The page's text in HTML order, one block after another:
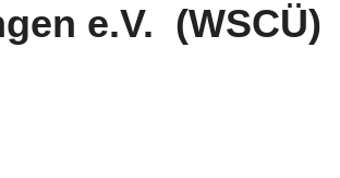
e.V. (WSCÜ)